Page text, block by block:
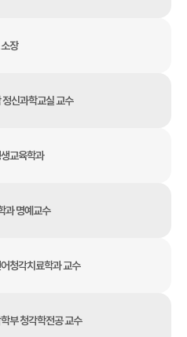
장
신과학교실 교수
교육학과
과 명예교수
청각치료학과 교수
부 청각학전공 교수